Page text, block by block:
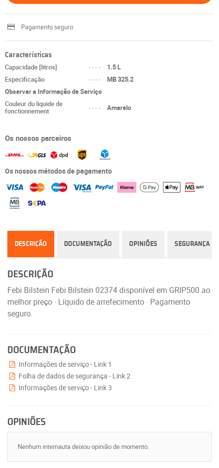
Pagamento seguro
Características
Capacidade [litros] ----
1.5 L
Especificação
----
MB 325.2
Observar a Informação de Serviço
Couleur du liquide de
fonctionnement
---- Amarelo
Os nossos parceiros
Os nossos métodos de pagamento
DESCRIÇÃO DOCUMENTAÇÃO OPINIÕES SEGURANÇA
DESCRIÇÃO
Febi Bilstein Febi Bilstein 02374 disponível em GRIP500 ao
melhor preço · Líquido de arrefecimento · Pagamento
seguro.
DOCUMENTAÇÃO
Informações de serviço - Link 1
Folha de dados de segurança - Link 2
Informações de serviço - Link 3
OPINIÕES
Nenhum internauta deixou opinião de momento.